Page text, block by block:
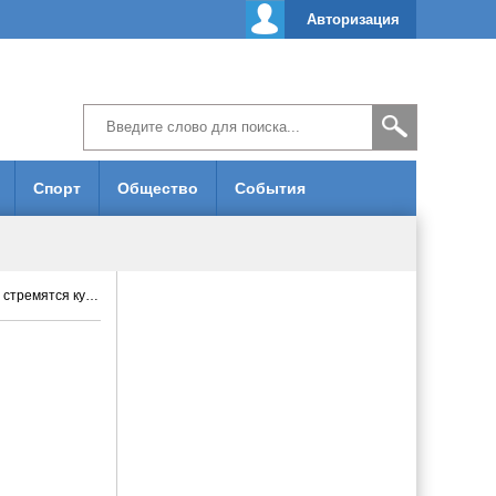
Авторизация
Спорт Общество События
в ОАЭ